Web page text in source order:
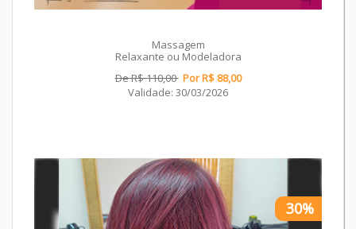
Massagem
Relaxante ou Modeladora
De R$ 110,00 Por R$ 88,00
Validade: 30/03/2026
30%